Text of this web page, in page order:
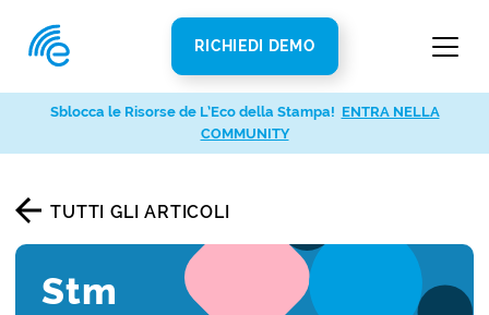
RICHIEDI DEMO
TUTTI GLI ARTICOLI
Stm
Sblocca le Risorse de L’Eco della Stampa! ENTRA NELLA
COMMUNITY